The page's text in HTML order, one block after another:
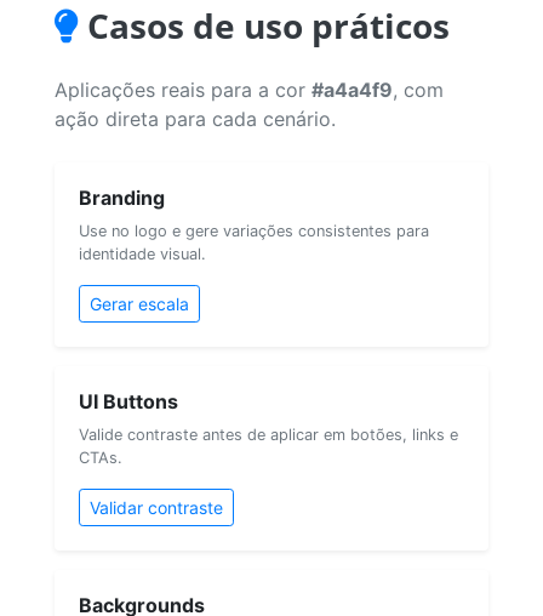
Casos de uso práticos
Aplicações reais para a cor #a4a4f9, com
ação direta para cada cenário.
Branding
Use no logo e gere variações consistentes para
identidade visual.
Gerar escala
UI Buttons
Valide contraste antes de aplicar em botões, links e
CTAs.
Validar contraste
Backgrounds